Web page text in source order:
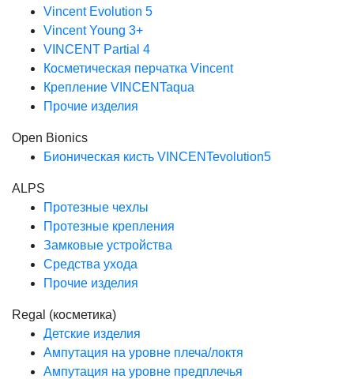
Vincent Evolution 5
Vincent Young 3+
VINCENT Partial 4
Косметическая перчатка Vincent
Крепление VINCENTaqua
Прочие изделия
Open Bionics
Бионическая кисть VINCENTevolution5
ALPS
Протезные чехлы
Протезные крепления
Замковые устройства
Средства ухода
Прочие изделия
Regal (косметика)
Детские изделия
Ампутация на уровне плеча/локтя
Ампутация на уровне предплечья